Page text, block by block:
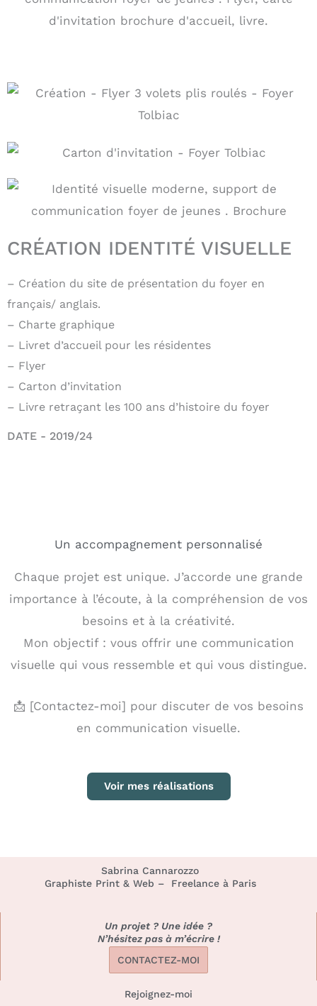
CRÉATION IDENTITÉ VISUELLE
– Création du site de présentation du foyer en
français/ anglais.
– Charte graphique
– Livret d’accueil pour les résidentes
– Flyer
– Carton d’invitation
– Livre retraçant les 100 ans d’histoire du foyer
DATE - 2019/24
Un accompagnement personnalisé
Chaque projet est unique. J’accorde une grande
importance à l’écoute, à la compréhension de vos
besoins et à la créativité.
Mon objectif : vous offrir une communication
visuelle qui vous ressemble et qui vous distingue.
📩 [Contactez-moi] pour discuter de vos besoins
en communication visuelle.
Voir mes réalisations
Sabrina Cannarozzo
Graphiste Print & Web – Freelance à Paris
Un projet ? Une idée ?
N’hésitez pas à m’écrire !
CONTACTEZ-MOI
Rejoignez-moi